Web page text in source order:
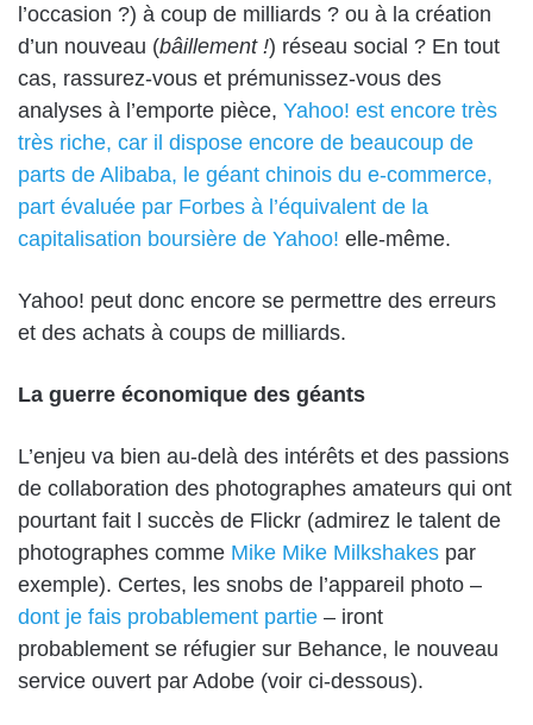
l’occasion ?) à coup de milliards ? ou à la création
d’un nouveau (bâillement !) réseau social ? En tout
cas, rassurez-vous et prémunissez-vous des
analyses à l’emporte pièce, Yahoo! est encore très
très riche, car il dispose encore de beaucoup de
parts de Alibaba, le géant chinois du e-commerce,
part évaluée par Forbes à l’équivalent de la
capitalisation boursière de Yahoo! elle-même.
Yahoo! peut donc encore se permettre des erreurs
et des achats à coups de milliards.
La guerre économique des géants
L’enjeu va bien au-delà des intérêts et des passions
de collaboration des photographes amateurs qui ont
pourtant fait l succès de Flickr (admirez le talent de
photographes comme Mike Mike Milkshakes par
exemple). Certes, les snobs de l’appareil photo –
dont je fais probablement partie – iront
probablement se réfugier sur Behance, le nouveau
service ouvert par Adobe (voir ci-dessous).